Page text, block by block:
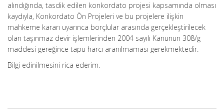
alındığında, tasdik edilen konkordato projesi kapsamında olması
kaydıyla, Konkordato Ön Projeleri ve bu projelere ilişkin
mahkeme kararı uyarınca borçlular arasında gerçekleştirilecek
olan taşınmaz devir işlemlerinden 2004 sayılı Kanunun 308/g
maddesi gereğince tapu harcı aranılmaması gerekmektedir.
Bilgi edinilmesini rica ederim.